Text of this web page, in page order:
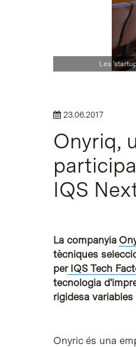
Intro per buscar o
Les
23.06.2017
Onyriq,
IQS
La companyia
tècniques
perIQS Tech
tecnologia
rigidesa
Onyric és una